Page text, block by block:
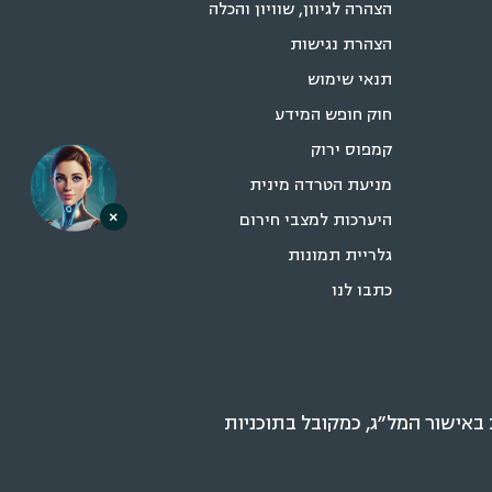
הצהרה לגיוון, שוויון והכלה
הצהרת נגישות
תנאי שימוש
חוק חופש המידע
קמפוס ירוק
מניעת הטרדה מינית
היערכות למצבי חירום
גלריית תמונות
כתבו לנו
המל״ג, כמקובל בתוכניות
×